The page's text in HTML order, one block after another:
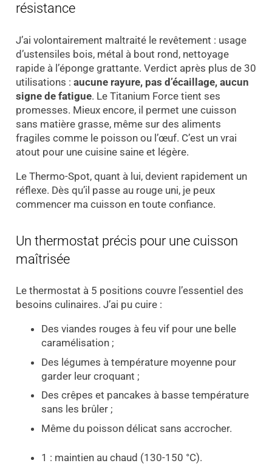
résistance
J’ai volontairement maltraité le revêtement : usage
d’ustensiles bois, métal à bout rond, nettoyage
rapide à l’éponge grattante. Verdict après plus de 30
utilisations : aucune rayure, pas d’écaillage, aucun
signe de fatigue. Le Titanium Force tient ses
promesses. Mieux encore, il permet une cuisson
sans matière grasse, même sur des aliments
fragiles comme le poisson ou l’œuf. C’est un vrai
atout pour une cuisine saine et légère.
Le Thermo-Spot, quant à lui, devient rapidement un
réflexe. Dès qu’il passe au rouge uni, je peux
commencer ma cuisson en toute confiance.
Un thermostat précis pour une cuisson
maîtrisée
Le thermostat à 5 positions couvre l’essentiel des
besoins culinaires. J’ai pu cuire :
Des viandes rouges à feu vif pour une belle
caramélisation ;
Des légumes à température moyenne pour
garder leur croquant ;
Des crêpes et pancakes à basse température
sans les brûler ;
Même du poisson délicat sans accrocher.
1 : maintien au chaud (130-150 °C).